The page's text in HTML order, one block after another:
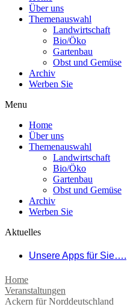
Über uns
Themenauswahl
Landwirtschaft
Bio/Öko
Gartenbau
Obst und Gemüse
Archiv
Werben Sie
Menu
Home
Über uns
Themenauswahl
Landwirtschaft
Bio/Öko
Gartenbau
Obst und Gemüse
Archiv
Werben Sie
Aktuelles
Unsere Apps für Sie….
Home
Veranstaltungen
Ackern für Norddeutschland